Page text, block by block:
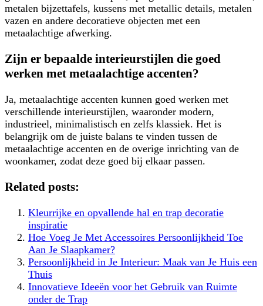
metalen bijzettafels, kussens met metallic details, metalen
vazen en andere decoratieve objecten met een
metaalachtige afwerking.
Zijn er bepaalde interieurstijlen die goed
werken met metaalachtige accenten?
Ja, metaalachtige accenten kunnen goed werken met
verschillende interieurstijlen, waaronder modern,
industrieel, minimalistisch en zelfs klassiek. Het is
belangrijk om de juiste balans te vinden tussen de
metaalachtige accenten en de overige inrichting van de
woonkamer, zodat deze goed bij elkaar passen.
Related posts:
Kleurrijke en opvallende hal en trap decoratie
inspiratie
Hoe Voeg Je Met Accessoires Persoonlijkheid Toe
Aan Je Slaapkamer?
Persoonlijkheid in Je Interieur: Maak van Je Huis een
Thuis
Innovatieve Ideeën voor het Gebruik van Ruimte
onder de Trap